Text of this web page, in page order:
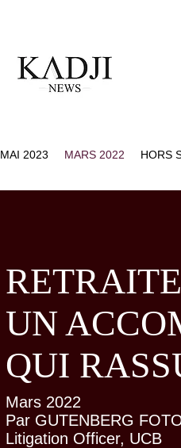
MAI 2023 MARS 2022 HORS
UN
QUI
Mars 2022
Par GUTENBERG
Litigation Officer, UCB